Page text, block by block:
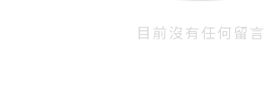
目前沒有任何留言